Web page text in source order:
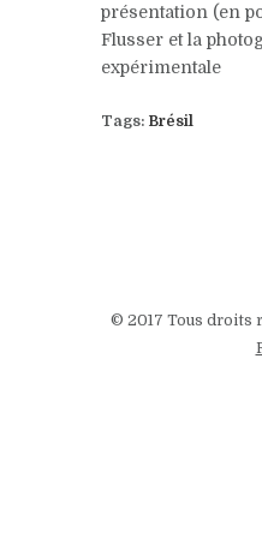
présentation (en
Flusser et la
expérimentale
Tags: Brésil
© 2017 Tous droits